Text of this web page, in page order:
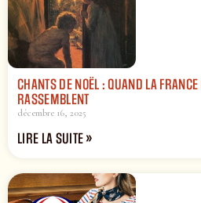
CHANTS DE NOËL : QUAND LA FRANCE
RASSEMBLENT
décembre 16, 2025
LIRE LA SUITE »